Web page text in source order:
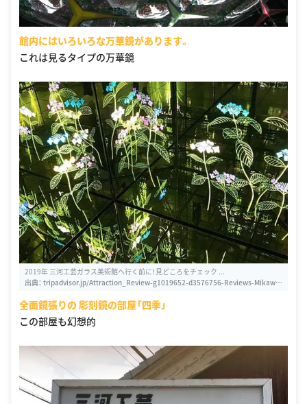
館内にはいろいろな万華鏡があります。
これは見るタイプの万華鏡
2019年 三河工芸ガラス美術館へ行く前に！見どころをチェック ...
出典： tripadvisor.jp/Attraction_Review-g1019652-d3576756-Reviews-Mikawa
全面鏡張りの 彫刻鏡の部屋「四季」
この部屋も幻想的